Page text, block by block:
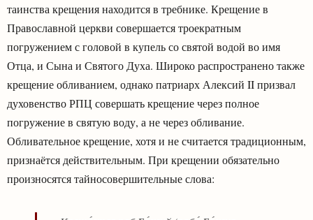
таинства крещения находится в требнике. Крещение в
Православной церкви совершается троекратным
погружением с головой в купель со святой водой во имя
Отца, и Сына и Святого Духа. Широко распространено также
крещение обливанием, однако патриарх Алексий II призвал
духовенство РПЦ совершать крещение через полное
погружение в святую воду, а не через обливание.
Обливательное крещение, хотя и не считается традиционным,
признаётся действительным. При крещении обязательно
произносятся тайносовершительные слова: